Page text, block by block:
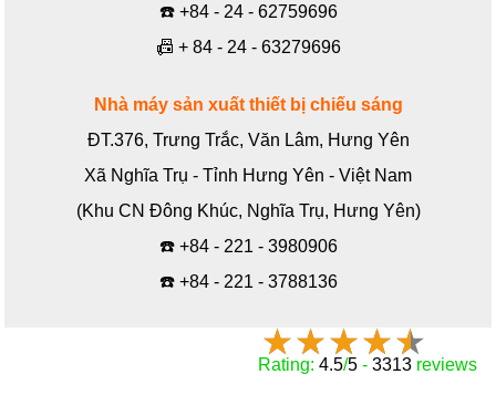
☎️ +84 - 24 - 62759696
📠 + 84 - 24 - 63279696
Nhà máy sản xuất thiết bị chiếu sáng
ĐT.376, Trưng Trắc, Văn Lâm, Hưng Yên
Xã Nghĩa Trụ - Tỉnh Hưng Yên - Việt Nam
(Khu CN Đông Khúc, Nghĩa Trụ, Hưng Yên)
☎️ +84 - 221 - 3980906
☎️ +84 - 221 - 3788136
Rating: 4.5/5 - 3313 reviews